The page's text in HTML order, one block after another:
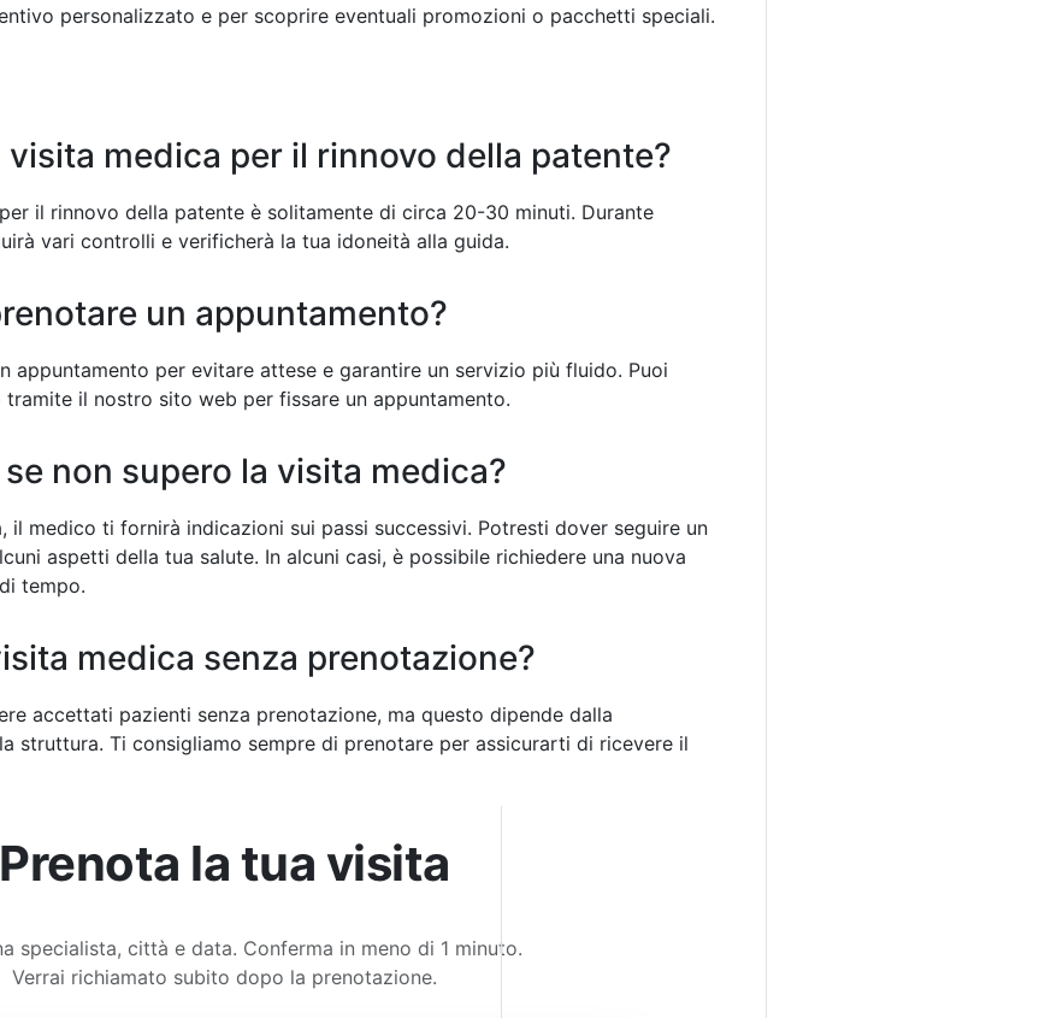
personalizzato e per scoprire eventuali promozioni o pacchetti speciali.
visita medica per il rinnovo della patente?
il rinnovo della patente è solitamente di circa 20-30 minuti. Durante
vari controlli e verificherà la tua idoneità alla guida.
un appuntamento?
appuntamento per evitare attese e garantire un servizio più fluido. Puoi
il nostro sito web per fissare un appuntamento.
non supero la visita medica?
il medico ti fornirà indicazioni sui passi successivi. Potresti dover seguire un
aspetti della tua salute. In alcuni casi, è possibile richiedere una nuova
tempo.
medica senza prenotazione?
accettati pazienti senza prenotazione, ma questo dipende dalla
struttura. Ti consigliamo sempre di prenotare per assicurarti di ricevere il
Prenota la tua visita
specialista, città e data. Conferma in meno di 1 minuto.
Verrai richiamato subito dopo la prenotazione.